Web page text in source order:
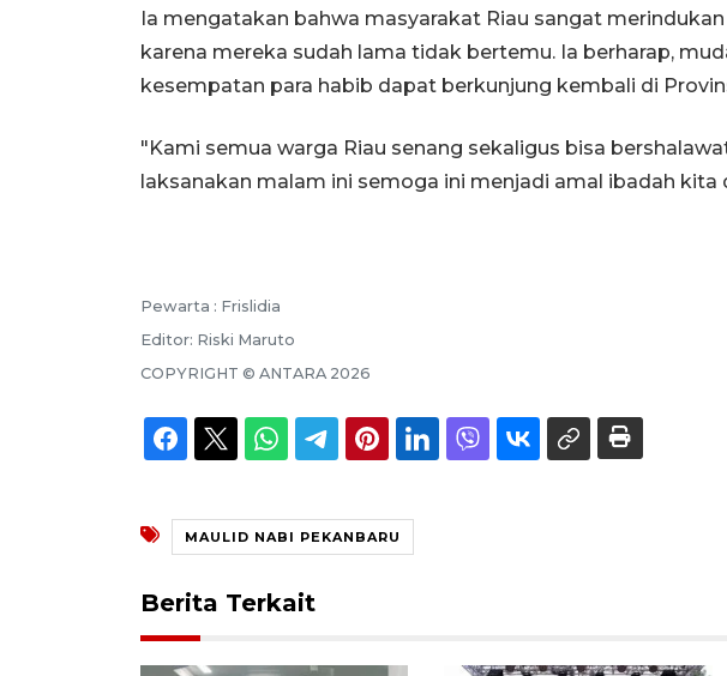
Ia mengatakan bahwa masyarakat Riau sangat
karena mereka sudah lama tidak bertemu. Ia berharap,
kesempatan para habib dapat berkunjung kembali di
"Kami semua warga Riau senang sekaligus bisa
laksanakan malam ini semoga ini menjadi amal ibadah kita
Pewarta : Frislidia
Editor: Riski Maruto
COPYRIGHT © ANTARA 2026
MAULID NABI PEKANBARU
Berita Terkait